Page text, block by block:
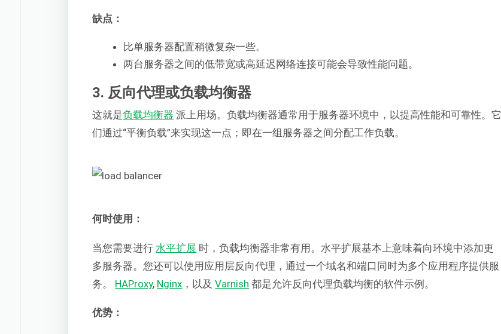
缺点：
比单服务器配置稍微复杂一些。
两台服务器之间的低带宽或高延迟网络连接可能会导致性能问题。
3. 反向代理或负载均衡器
这就是负载均衡器 派上用场。负载均衡器通常用于服务器环境中，以提高性能和可靠性。它
们通过“平衡负载”来实现这一点；即在一组服务器之间分配工作负载。
何时使用：
当您需要进行 水平扩展 时，负载均衡器非常有用。水平扩展基本上意味着向环境中添加更
多服务器。您还可以使用应用层反向代理，通过一个域名和端口同时为多个应用程序提供服
务。 HAProxy, Nginx ，以及Varnish 都是允许反向代理负载均衡的软件示例。
优势：